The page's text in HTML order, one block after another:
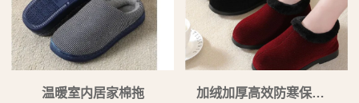
温暖室内居家棉拖 加绒加厚高效防寒保暖棉靴